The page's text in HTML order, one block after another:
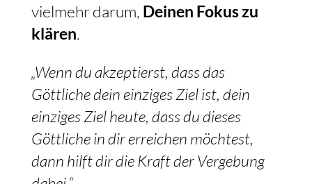
vielmehr darum, Deinen Fokus zu
klären.
„Wenn du akzeptierst, dass das
Göttliche dein einziges Ziel ist, dein
einziges Ziel heute, dass du dieses
Göttliche in dir erreichen möchtest,
dann hilft dir die Kraft der Vergebung